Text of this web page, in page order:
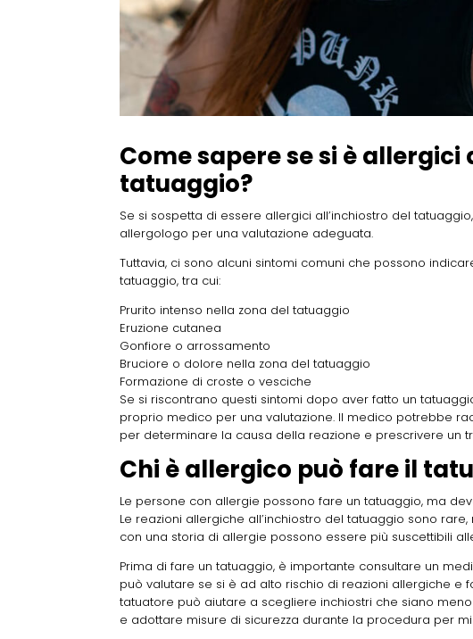
Come sapere se si è
tatuaggio?
Se si sospetta di essere allergici all’inchiostro del
allergologo per una valutazione adeguata.
Tuttavia, ci sono alcuni sintomi comuni che possono
tatuaggio, tra cui:
Prurito intenso nella zona del tatuaggio
Eruzione cutanea
Gonfiore o arrossamento
Bruciore o dolore nella zona del tatuaggio
Formazione di croste o vesciche
Se si riscontrano questi sintomi dopo aver fatto un
proprio medico per una valutazione. Il medico potrebbe
per determinare la causa della reazione e prescrivere un
Chi è allergico può fare il
Le persone con allergie possono fare un tatuaggio, ma
Le reazioni allergiche all’inchiostro del tatuaggio sono
con una storia di allergie possono essere più suscettibili
Prima di fare un tatuaggio, è importante consultare un
può valutare se si è ad alto rischio di reazioni allergiche e
tatuatore può aiutare a scegliere inchiostri che siano
e adottare misure di sicurezza durante la procedura per